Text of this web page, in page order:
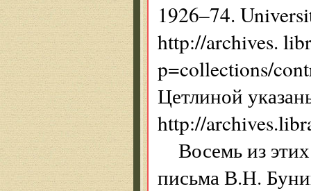
1926–74.
http://archives.
p=collections/
Цетлиной
http://
Восемь из
письма В.Н.